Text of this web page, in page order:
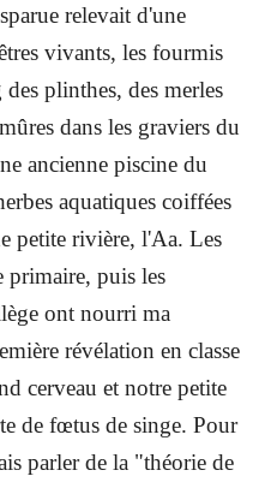
relevait d'une
vivants, les fourmis
plinthes, des merles
dans les graviers du
ancienne piscine du
aquatiques coiffées
petite rivière, l'Aa. Les
primaire, puis les
ont nourri ma
révélation en classe
cerveau et notre petite
de fœtus de singe. Pour
parler de la "théorie de